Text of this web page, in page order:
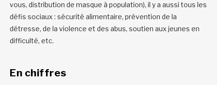
vous, distribution de masque à population), il y a aussi tous les
défis sociaux : sécurité alimentaire, prévention de la
détresse, de la violence et des abus, soutien aux jeunes en
difficulté, etc.
En chiffres